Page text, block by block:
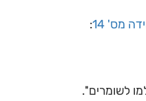
מס' 14 :
לשומרים''.